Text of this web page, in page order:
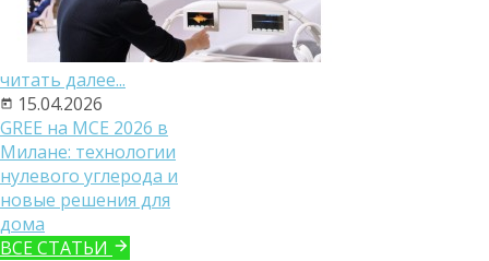
читать далее...
15.04.2026
GREE на MCE 2026 в
Милане: технологии
нулевого углерода и
новые решения для
дома
ВСЕ СТАТЬИ